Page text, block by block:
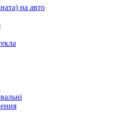
на авто